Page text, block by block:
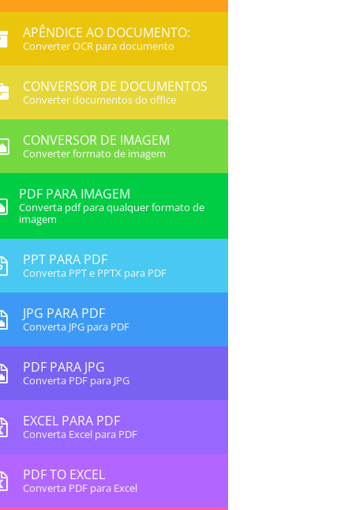
APÊNDICE AO DOCUMENTO:
Converter OCR para documento
CONVERSOR DE DOCUMENTOS
Converter documentos do office
CONVERSOR DE IMAGEM
Converter formato de imagem
PDF PARA IMAGEM
Converta pdf para qualquer formato de
imagem
PPT PARA PDF
Converta PPT e PPTX para PDF
JPG PARA PDF
Converta JPG para PDF
PDF PARA JPG
Converta PDF para JPG
EXCEL PARA PDF
Converta Excel para PDF
PDF TO EXCEL
Converta PDF para Excel